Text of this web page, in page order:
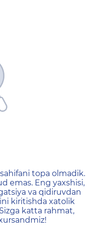
неtopa olmadik.
emas. Eng yaxshisi,
va qidiruvdan
kiritishda xatolik
katta rahmat,